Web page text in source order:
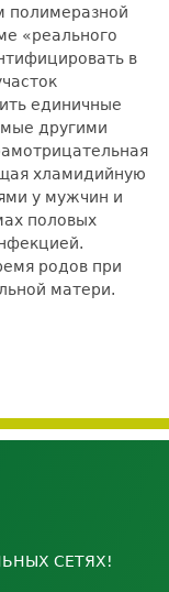
полимеразной
«реального
в
единичные
другими
хламидийную
у мужчин и
половых
родов при
матери.
СЕТЯХ!